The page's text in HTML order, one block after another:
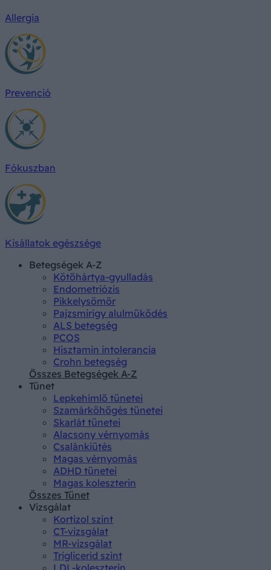
Allergia
Prevenció
Fókuszban
Kisállatok egészsége
Betegségek A-Z
Kötőhártya-gyulladás
Endometriózis
Pikkelysömör
Pajzsmirigy alulműködés
ALS betegség
PCOS
Hisztamin intolerancia
Crohn betegség
Összes Betegségek A-Z
Tünet
Lepkehimlő tünetei
Szamárköhögés tünetei
Skarlát tünetei
Alacsony vérnyomás
Csalánkiütés
Magas vérnyomás
ADHD tünetei
Magas koleszterin
Összes Tünet
Vizsgálat
Kortizol szint
CT-vizsgálat
MR-vizsgálat
Triglicerid szint
LDL-koleszterin